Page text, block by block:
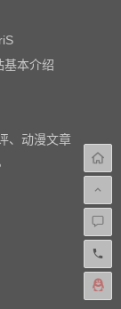
基本介绍
、动漫文章